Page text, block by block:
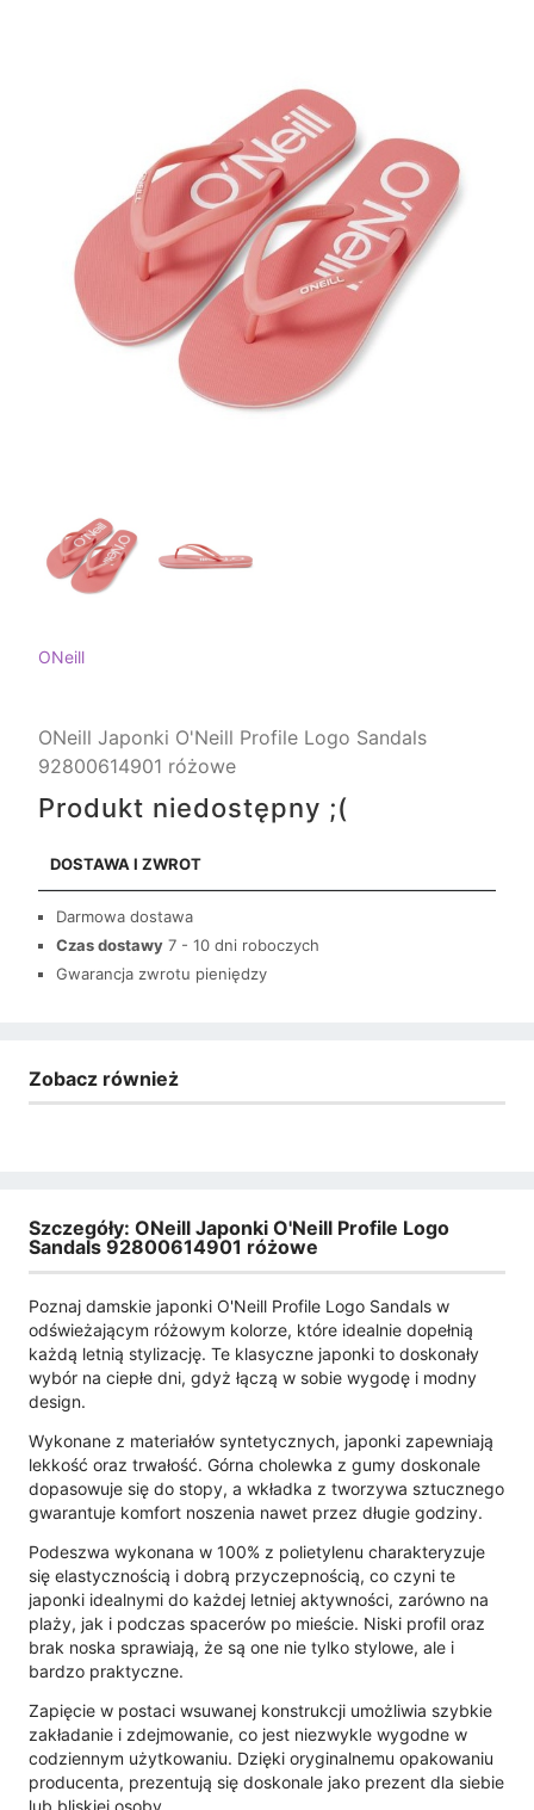
ONeill
ONeill Japonki O'Neill Profile Logo Sandals
92800614901 różowe
Produkt niedostępny ;(
DOSTAWA I ZWROT
Darmowa dostawa
Czas dostawy 7 - 10 dni roboczych
Gwarancja zwrotu pieniędzy
Zobacz również
Szczegóły: ONeill Japonki O'Neill Profile Logo
Sandals 92800614901 różowe
Poznaj damskie japonki O'Neill Profile Logo Sandals w
odświeżającym różowym kolorze, które idealnie dopełnią
każdą letnią stylizację. Te klasyczne japonki to doskonały
wybór na ciepłe dni, gdyż łączą w sobie wygodę i modny
design.
Wykonane z materiałów syntetycznych, japonki zapewniają
lekkość oraz trwałość. Górna cholewka z gumy doskonale
dopasowuje się do stopy, a wkładka z tworzywa sztucznego
gwarantuje komfort noszenia nawet przez długie godziny.
Podeszwa wykonana w 100% z polietylenu charakteryzuje
się elastycznością i dobrą przyczepnością, co czyni te
japonki idealnymi do każdej letniej aktywności, zarówno na
plaży, jak i podczas spacerów po mieście. Niski profil oraz
brak noska sprawiają, że są one nie tylko stylowe, ale i
bardzo praktyczne.
Zapięcie w postaci wsuwanej konstrukcji umożliwia szybkie
zakładanie i zdejmowanie, co jest niezwykle wygodne w
codziennym użytkowaniu. Dzięki oryginalnemu opakowaniu
producenta, prezentują się doskonale jako prezent dla siebie
lub bliskiej osoby.